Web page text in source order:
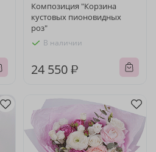
Композиция "Корзина
кустовых пионовидных
роз"
В наличии
24 550 ₽